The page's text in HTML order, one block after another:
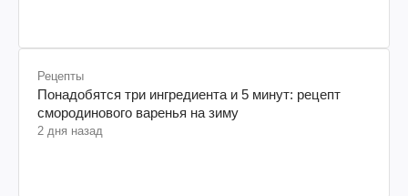
Рецепты
Понадобятся три ингредиента и 5 минут: рецепт
смородинового варенья на зиму
2 дня назад